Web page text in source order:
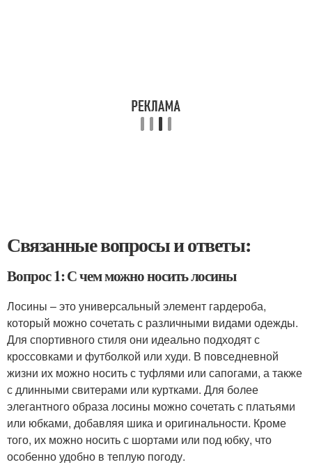
Связанные вопросы и ответы:
Вопрос 1: С чем можно носить лосины
Лосины – это универсальный элемент гардероба,
который можно сочетать с различными видами одежды.
Для спортивного стиля они идеально подходят с
кроссовками и футболкой или худи. В повседневной
жизни их можно носить с туфлями или сапогами, а также
с длинными свитерами или куртками. Для более
элегантного образа лосины можно сочетать с платьями
или юбками, добавляя шика и оригинальности. Кроме
того, их можно носить с шортами или под юбку, что
особенно удобно в теплую погоду.